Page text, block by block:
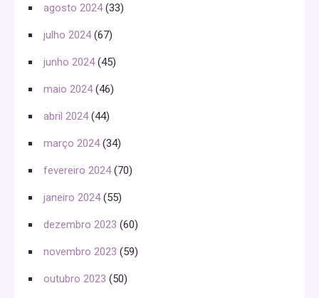
agosto 2024(33)
julho 2024(67)
junho 2024(45)
maio 2024(46)
abril 2024(44)
março 2024(34)
fevereiro 2024(70)
janeiro 2024(55)
dezembro 2023 (60)
novembro 2023 (59)
outubro 2023 (50)